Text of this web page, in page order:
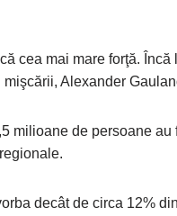
cea mai mare forţă.
Alexander
milioane de persoane
decât de circa 12%